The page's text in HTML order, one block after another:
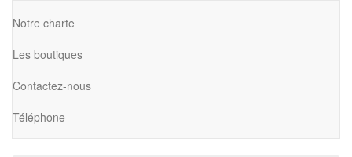
Notre charte
Les boutiques
Contactez-nous
Téléphone